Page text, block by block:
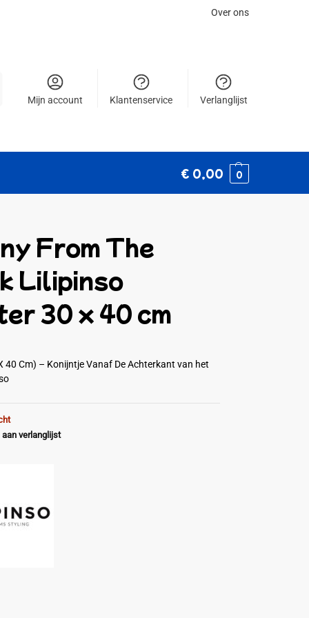
Over ons
Mijn account Klantenservice Verlanglijst
€ 0,00 0
From The
Lilipinso
30 x 40 cm
40 Cm) – Konijntje Vanaf De Achterkant van het
aan verlanglijst